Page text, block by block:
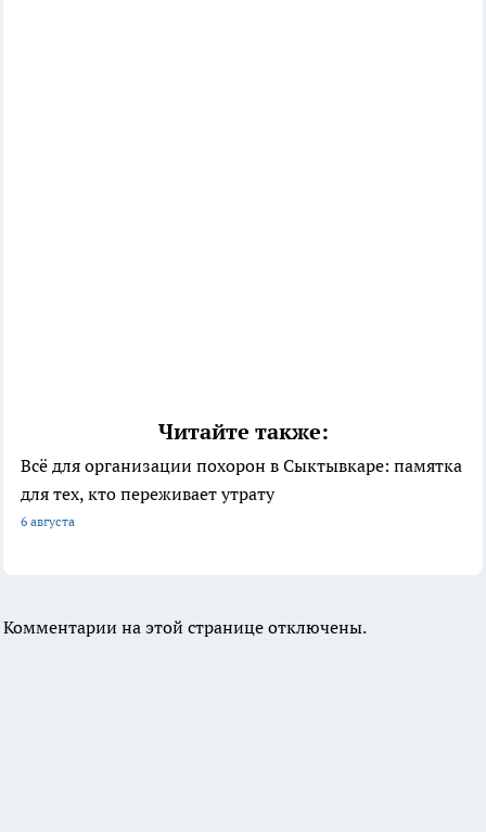
Читайте также:
Всё для организации похорон в Сыктывкаре: памятка
для тех, кто переживает утрату
6 августа
Комментарии на этой странице отключены.